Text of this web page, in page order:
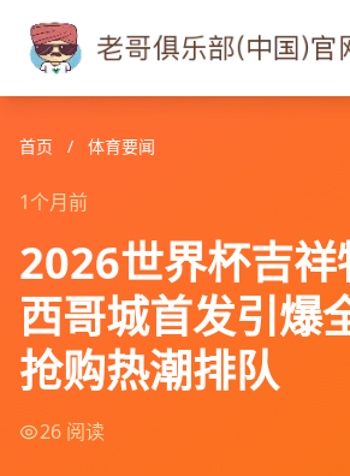
首页 / 体育要闻
1个月前
2026世界杯吉
西哥城首发引爆
抢购热潮排队
26 阅读